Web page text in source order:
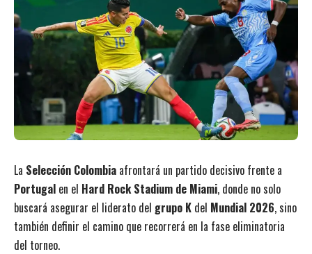
La Selección Colombia afrontará un partido decisivo frente a
Portugal en el Hard Rock Stadium de Miami, donde no solo
buscará asegurar el liderato del grupo K del Mundial 2026, sino
también definir el camino que recorrerá en la fase eliminatoria
del torneo.